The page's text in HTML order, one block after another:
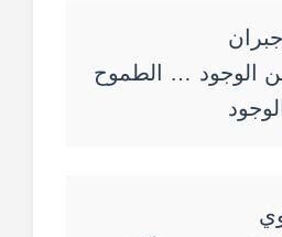
الوجود … الطموح